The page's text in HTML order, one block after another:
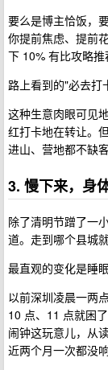
要么是博主恰饭，
你提前焦虑、提前
下 10% 有比攻略推
路上看到的"必去打
这种生意肉眼可见
红打卡地在转让。
进山、营地都不缺客
3. 慢下来，身
除了清明节蹭了一
道。走到哪个县城
最直观的变化是睡眠
以前深圳凌晨一两
10 点、11 点就困
闹钟这玩意儿，从
近两个月一次都没